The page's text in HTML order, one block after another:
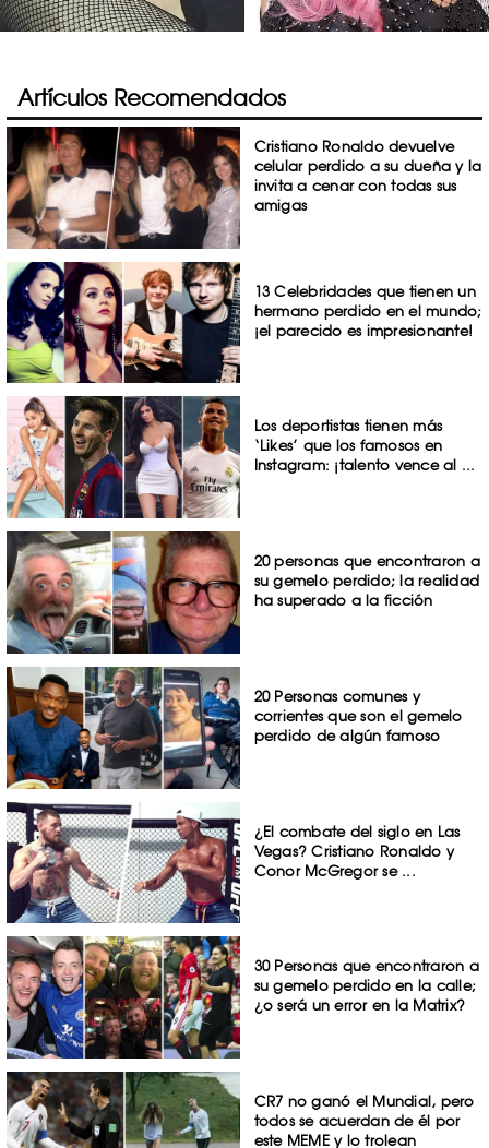
Artículos Recomendados
Cristiano Ronaldo devuelve
celular perdido a su dueña y la
invita a cenar con todas sus
amigas
13 Celebridades que tienen un
hermano perdido en el mundo;
¡el parecido es impresionante!
Los deportistas tienen más
‘Likes’ que los famosos en
Instagram: ¡talento vence al ...
20 personas que encontraron a
su gemelo perdido; la realidad
ha superado a la ficción
20 Personas comunes y
corrientes que son el gemelo
perdido de algún famoso
¿El combate del siglo en Las
Vegas? Cristiano Ronaldo y
Conor McGregor se ...
30 Personas que encontraron a
su gemelo perdido en la calle;
¿o será un error en la Matrix?
CR7 no ganó el Mundial, pero
todos se acuerdan de él por
este MEME y lo trolean